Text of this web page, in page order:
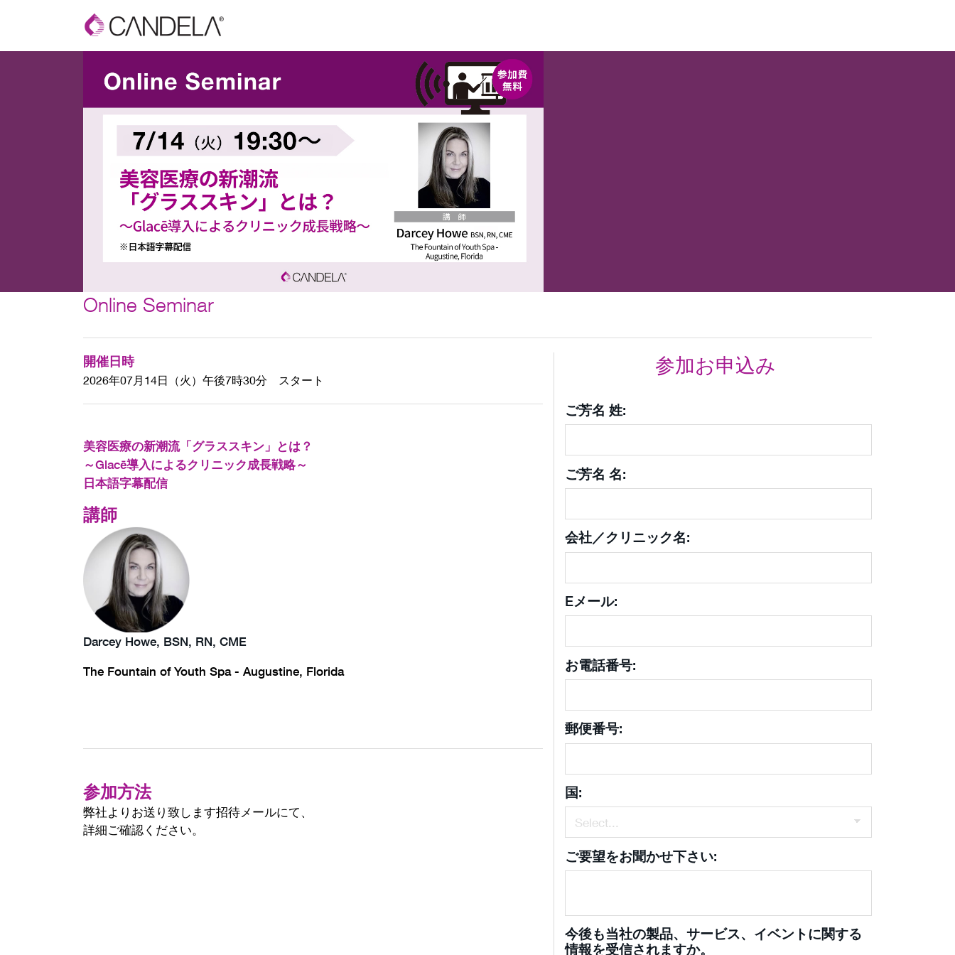
Online Seminar
開催日時
2026年07月14日（火）午後7時30分 スタート
美容医療の新潮流「グラススキン」とは？
～Glacē導入によるクリニック成長戦略～
日本語字幕配信
講師
Darcey Howe, BSN, RN, CME
The Fountain of Youth Spa - Augustine, Florida
参加方法
弊社よりお送り致します招待メールにて、
詳細ご確認ください。
参加お申込み
ご芳名 姓:
ご芳名 名:
会社／クリニック名:
Eメール:
お電話番号:
郵便番号:
国:
ご要望をお聞かせ下さい:
今後も当社の製品、サービス、イベントに関する
情報を受信されますか。